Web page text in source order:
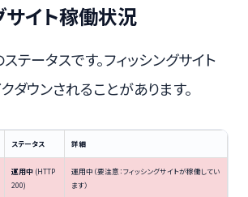
サイト稼働状況
ータスです。フィッシングサイト
ダウンされることがあります。
ステータス 詳細
運用中 (HTTP
200)
運用中（要注意：フィッシングサイトが稼働してい
ます）